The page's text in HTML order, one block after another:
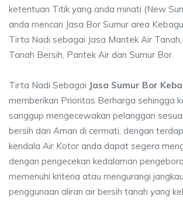
ketentuan Titik yang anda minati (New
anda mencari Jasa Bor Sumur area
Tirta Nadi sebagai Jasa Mantek Air
Tanah Bersih, Pantek Air dan Sumur Bor.
Tirta Nadi Sebagai Jasa Sumur Bor
memberikan Prioritas Berharga sehingga
sanggup mengecewakan pelanggan
bersih dan Aman di cermati, dengan
kendala Air Kotor anda dapat segera
dengan pengecekan kedalaman
memenuhi kriteria atau mengurangi
penggunaan aliran air bersih tanah yang